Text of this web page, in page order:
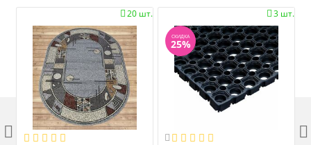
20 шт.
 3 шт.

СКИДКА
25%

 